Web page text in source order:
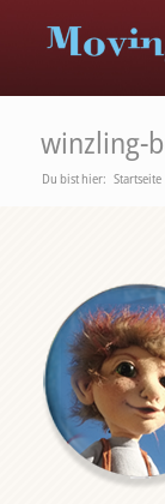
winzling-
Du bist hier: Startseite